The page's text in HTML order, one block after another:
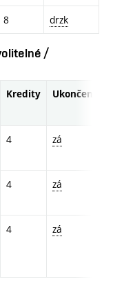
8 drzk
/
Kredity Ukončení
4 zá
4 zá
4 zá